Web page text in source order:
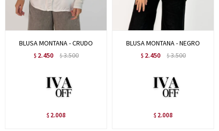
BLUSA MONTANA - CRUDO
$ 2.450 $3.500
$ 2.008
BLUSA MONTANA - NEGRO
$ 2.450 $3.500
$ 2.008